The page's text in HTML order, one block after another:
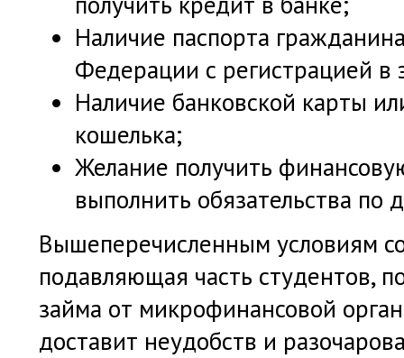
Наличие паспорта
Федерации с регистрацией в
Наличие банковской карты
кошелька;
Желание получить
выполнить обязательства по
Вышеперечисленным условиям
подавляющая часть студентов,
займа от микрофинансовой
доставит неудобств и